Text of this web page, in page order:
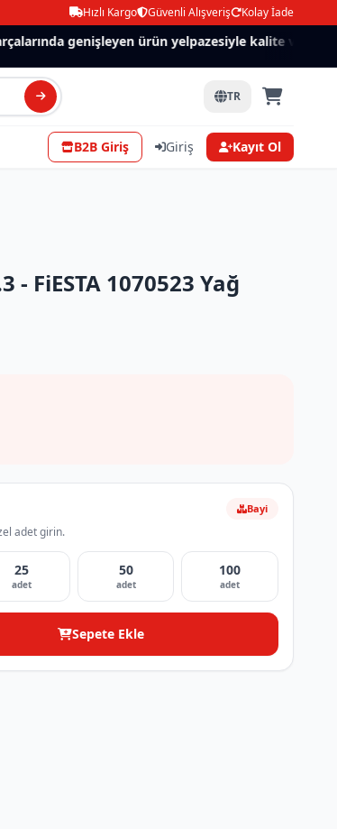
Hızlı Kargo Güvenli Alışveriş Kolay İade
genişleyen ürün yelpazesiyle kalite ve güven.
TR
B2B Giriş Giriş Kayıt Ol
- FiESTA 1070523 Yağ
adet girin.
Bayi
25
adet
50
adet
100
adet
Sepete Ekle